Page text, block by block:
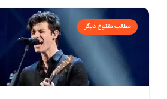
مطالب متنوع دیگر